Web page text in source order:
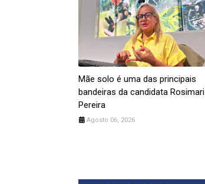
Mãe solo é uma das principais
bandeiras da candidata Rosimari
Pereira
Agosto 06, 2026